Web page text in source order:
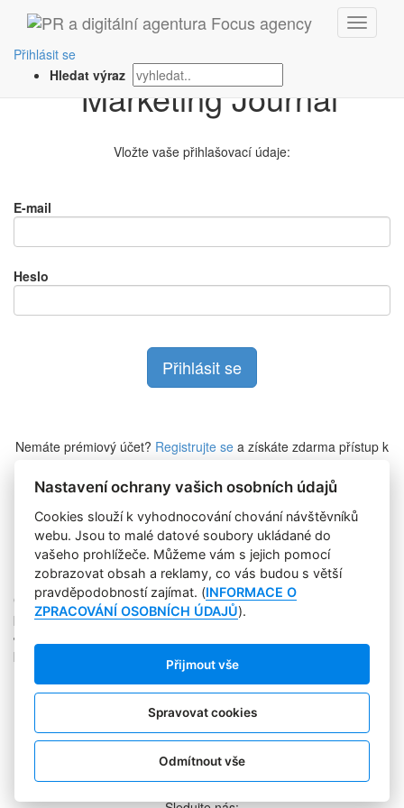
Přihlásit se
Hledat výrazPřihlášení na
Vložte vaše přihlašovací údaje:
E-mail
Heslo
Nemáte prémiový účet? Registrujte se a získáte zdarma přístup k
Zapomněli jste heslo?
Copyright © 2004-2020 Focus Agency, s.r.o. Plné znění licenčních
podmínek. ISSN 1803-957X
Jakékoliv publikování, přebírání nebo šíření obsahu je bez
písemného souhlasu Focus Agency, s.r.o. zakázáno.
RSS 1
Štítky
Zpracování osobních údajů
Kontakt
PR AGENTURA
COOKIES
Nastavení ochrany vašich osobních údajů
Cookies slouží k vyhodnocování chování návštěvníků
webu. Jsou to malé datové soubory ukládané do
vašeho prohlížeče. Můžeme vám s jejich pomocí
zobrazovat obsah a reklamy, co vás budou s větší
pravděpodobností zajímat. (INFORMACE O
ZPRACOVÁNÍ OSOBNÍCH ÚDAJŮ).
Přijmout vše
Spravovat cookies
Odmítnout vše